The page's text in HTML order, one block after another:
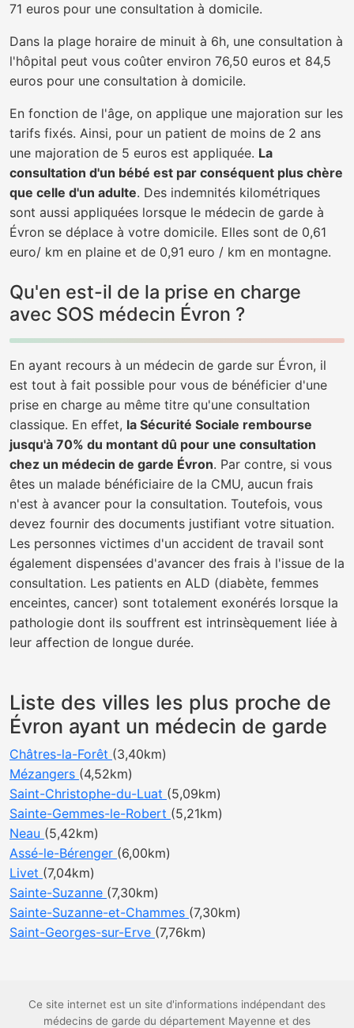
71 euros pour une consultation à domicile.
Dans la plage horaire de minuit à 6h, une consultation à
l'hôpital peut vous coûter environ 76,50 euros et 84,5
euros pour une consultation à domicile.
En fonction de l'âge, on applique une majoration sur les
tarifs fixés. Ainsi, pour un patient de moins de 2 ans
une majoration de 5 euros est appliquée. La
consultation d'un bébé est par conséquent plus chère
que celle d'un adulte. Des indemnités kilométriques
sont aussi appliquées lorsque le médecin de garde à
Évron se déplace à votre domicile. Elles sont de 0,61
euro/ km en plaine et de 0,91 euro / km en montagne.
Qu'en est-il de la prise en charge
avec SOS médecin Évron ?
En ayant recours à un médecin de garde sur Évron, il
est tout à fait possible pour vous de bénéficier d'une
prise en charge au même titre qu'une consultation
classique. En effet, la Sécurité Sociale rembourse
jusqu'à 70% du montant dû pour une consultation
chez un médecin de garde Évron. Par contre, si vous
êtes un malade bénéficiaire de la CMU, aucun frais
n'est à avancer pour la consultation. Toutefois, vous
devez fournir des documents justifiant votre situation.
Les personnes victimes d'un accident de travail sont
également dispensées d'avancer des frais à l'issue de la
consultation. Les patients en ALD (diabète, femmes
enceintes, cancer) sont totalement exonérés lorsque la
pathologie dont ils souffrent est intrinsèquement liée à
leur affection de longue durée.
Liste des villes les plus proche de
Évron ayant un médecin de garde
Châtres-la-Forêt (3,40km)
Mézangers (4,52km)
Saint-Christophe-du-Luat (5,09km)
Sainte-Gemmes-le-Robert (5,21km)
Neau (5,42km)
Assé-le-Bérenger (6,00km)
Livet (7,04km)
Sainte-Suzanne (7,30km)
Sainte-Suzanne-et-Chammes (7,30km)
Saint-Georges-sur-Erve (7,76km)
Ce site internet est un site d'informations indépendant des
médecins de garde du département Mayenne et des